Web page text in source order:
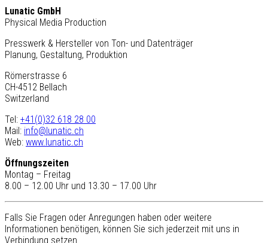
Lunatic GmbH
Physical Media Production
Presswerk & Hersteller von Ton- und Datenträger
Planung, Gestaltung, Produktion
Römerstrasse 6
CH-4512 Bellach
Switzerland
Tel: +41(0)32 618 28 00
Mail: info@lunatic.ch
Web: www.lunatic.ch
Öffnungszeiten
Montag – Freitag
8.00 – 12.00 Uhr und 13.30 – 17.00 Uhr
Falls Sie Fragen oder Anregungen haben oder weitere
Informationen benötigen, können Sie sich jederzeit mit uns in
Verbindung setzen.